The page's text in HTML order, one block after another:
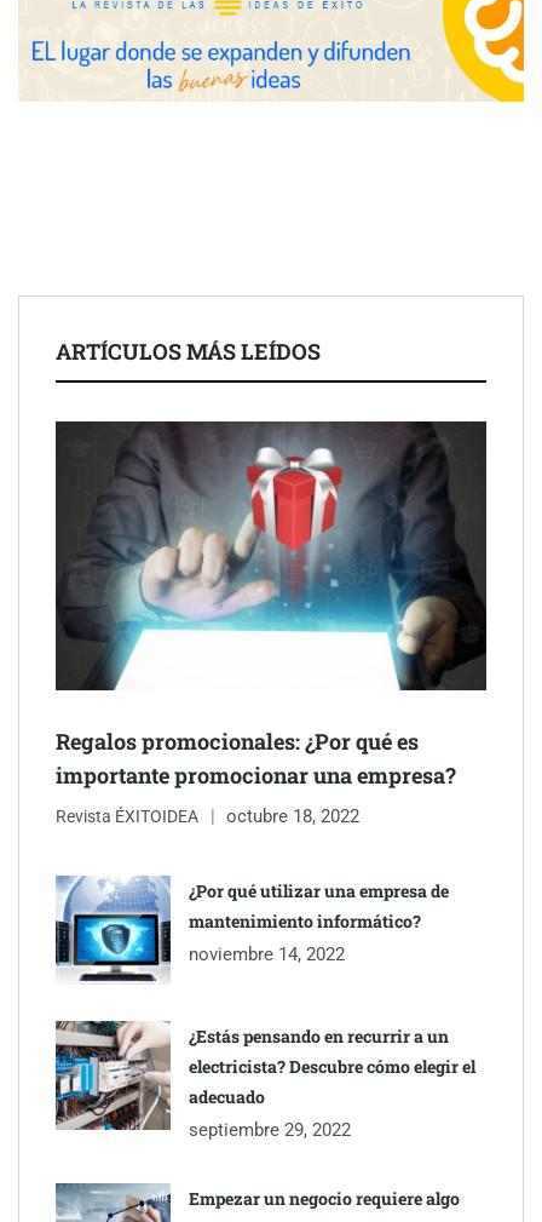
La luz roja, el nuevo aftersun, actúa en la recuperación de la piel
Eulalia Roig lanza ‘The Journal’, una revista digital mensual de
entrevistas y fotografía editorial
inmobiliarios: hasta 82% de ahorro por cobro
Gestoría Online reduce a unas horas el alta de autónomo
ARTÍCULOS MÁS LEÍDOS
Regalos promocionales: ¿Por qué es
importante promocionar una empresa?
Revista ÉXITOIDEA octubre 18, 2022
¿Por qué utilizar una empresa de
mantenimiento informático?
noviembre 14, 2022
¿Estás pensando en recurrir a un
electricista? Descubre cómo elegir el
adecuado
septiembre 29, 2022
Empezar un negocio requiere algo